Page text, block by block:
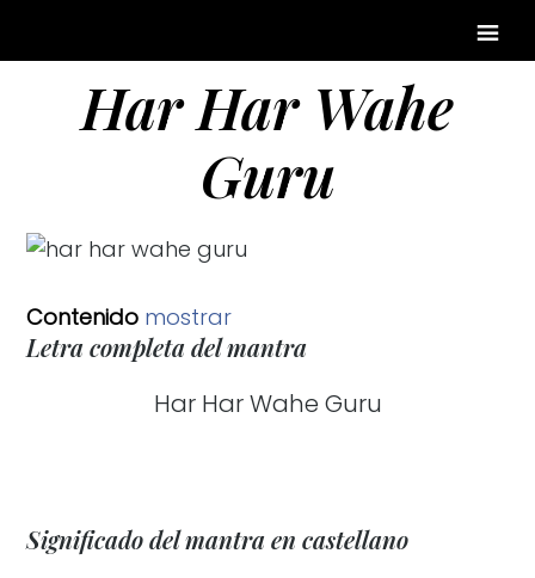
Har Har Wahe
Guru
Contenido mostrar
Letra completa del mantra
Har Har Wahe Guru
Significado del mantra en castellano